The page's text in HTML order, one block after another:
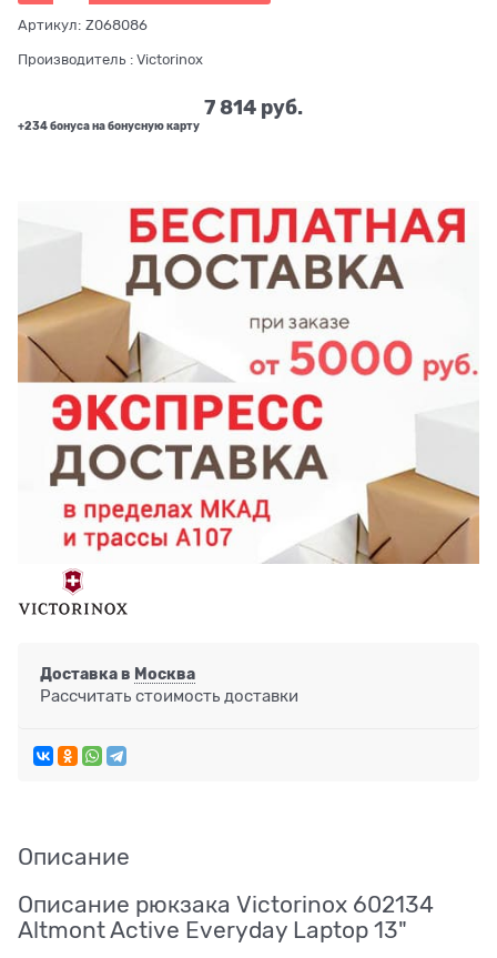
Артикул: Z068086
Производитель : Victorinox
7 814 руб.
+234 бонуса на бонусную карту
Доставка в Москва
Рассчитать стоимость доставки
Описание
Описание рюкзака Victorinox 602134
Altmont Active Everyday Laptop 13"